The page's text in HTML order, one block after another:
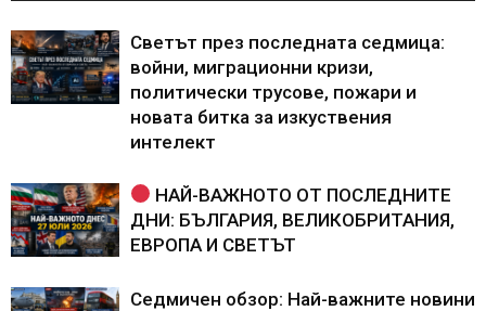
Светът през последната седмица:
войни, миграционни кризи,
политически трусове, пожари и
новата битка за изкуствения
интелект
НАЙ-ВАЖНОТО ОТ ПОСЛЕДНИТЕ
ДНИ: БЪЛГАРИЯ, ВЕЛИКОБРИТАНИЯ,
ЕВРОПА И СВЕТЪТ
Седмичен обзор: Най-важните новини